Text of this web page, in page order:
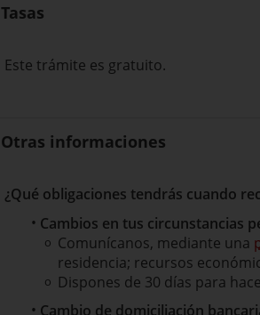
Tasas
Este trámite es gratuito.
Otras informaciones
¿Qué obligaciones tendrás cuando
Cambios en tus circunstancias
Comunícanos, mediante una
residencia; recursos
Dispones de 30 días para
Cambio de domiciliación